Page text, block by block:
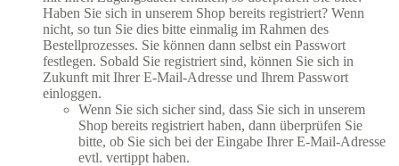
Haben Sie sich in unserem Shop bereits registriert? Wenn
nicht, so tun Sie dies bitte einmalig im Rahmen des
Bestellprozesses. Sie können dann selbst ein Passwort
festlegen. Sobald Sie registriert sind, können Sie sich in
Zukunft mit Ihrer E-Mail-Adresse und Ihrem Passwort
einloggen.
Wenn Sie sich sicher sind, dass Sie sich in unserem
Shop bereits registriert haben, dann überprüfen Sie
bitte, ob Sie sich bei der Eingabe Ihrer E-Mail-Adresse
evtl. vertippt haben.